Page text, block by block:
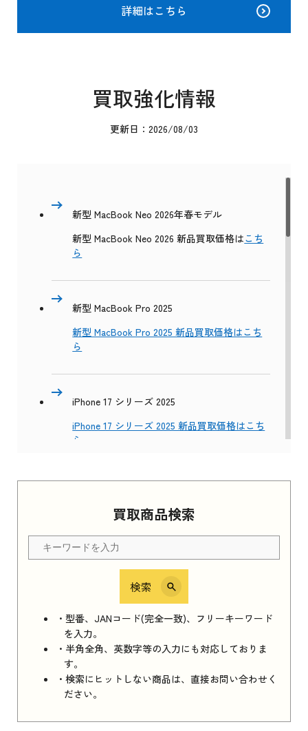
買取商品検索
検索
・型番、JANコード(完全一致)、フリーキーワード
を入力。
・半角全角、英数字等の入力にも対応しておりま
す。
・検索にヒットしない商品は、直接お問い合わせく
ださい。
詳細はこちら
買取強化情報
更新日：2026/08/03
新型 MacBook Neo 2026年春モデル
新型 MacBook Neo 2026 新品買取価格はこち
ら
新型 MacBook Pro 2025
新型 MacBook Pro 2025 新品買取価格はこち
ら
iPhone 17 シリーズ 2025
iPhone 17 シリーズ 2025 新品買取価格はこち
ら
Apple Watch Series 11 2025 新品買取価格はこ
ちら
iPhone 16e シリーズ 2025
iPhone 16e シリーズ 2025 新品買取価格はこち
ら
iPad 11インチ 2025年春モデル
はこちら